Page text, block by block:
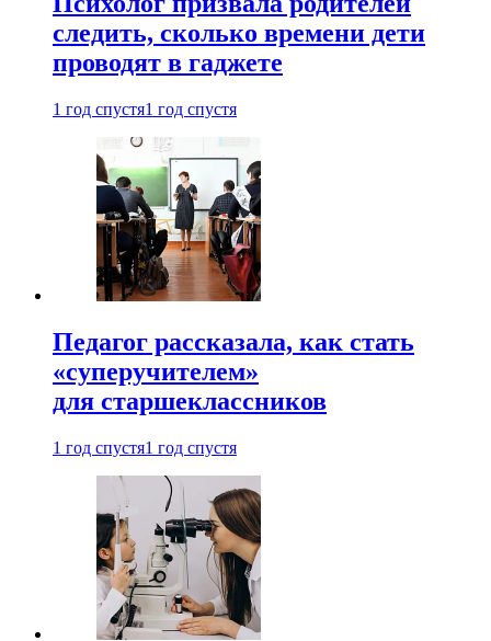
следить, сколько времени дети
проводят в гаджете
1 год спустя1 год спустя
Педагог рассказала, как стать
«суперучителем»
для старшеклассников
1 год спустя1 год спустя